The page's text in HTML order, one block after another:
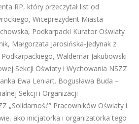
RP, który przeczytał list od
Wiceprezydent Miasta
Podkarpacki Kurator Oświaty
Małgorzata Jarosińska-Jedynak z
Waldemar Jakubowski
Sekcji Oświaty i Wychowania NSZZ
Ewa Leniart. Bogusława Buda –
Sekcji i Organizacji
„Solidarność” Pracowników Oświaty i
ako inicjatorka i organizatorka tego